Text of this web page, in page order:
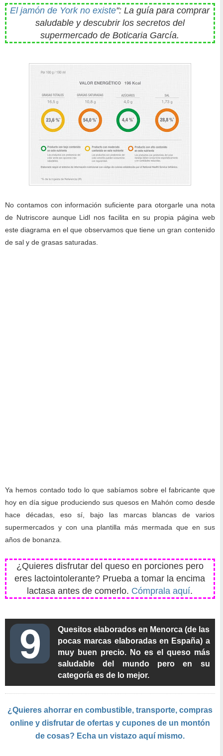
El jamón de York no existe": La guía para comprar
saludable y descubrir los secretos del
supermercado de Boticaria García.
No contamos con información suficiente para otorgarle una nota
de Nutriscore aunque Lidl nos facilita en su propia página web
este diagrama en el que observamos que tiene un gran contenido
de sal y de grasas saturadas.
Ya hemos contado todo lo que sabíamos sobre el fabricante que
hoy en día sigue produciendo sus quesos en Mahón como desde
hace décadas, eso sí, bajo las marcas blancas de varios
supermercados y con una plantilla más mermada que en sus
años de bonanza.
¿Quieres disfrutar del queso en porciones pero
eres lactointolerante? Prueba a tomar la encima
lactasa antes de comerlo. Cómprala aquí.
Quesitos elaborados en Menorca (de las
pocas marcas elaboradas en España) a
muy buen precio. No es el queso más
saludable del mundo pero en su
categoría es de lo mejor.
¿Quieres ahorrar en combustible, transporte, compras
online y disfrutar de ofertas y cupones de un montón
de cosas? Echa un vistazo aquí mismo.